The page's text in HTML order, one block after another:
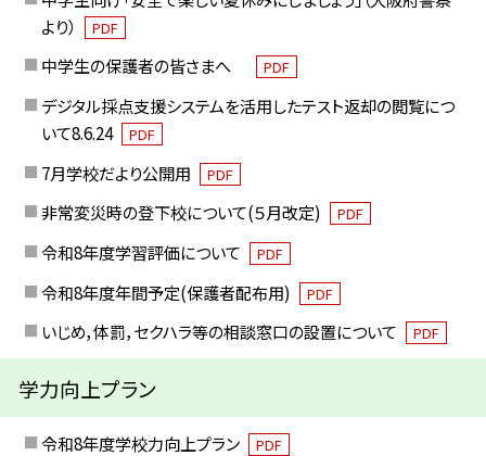
より）
PDF
中学生の保護者の皆さまへ PDF
デジタル採点支援システムを活用したテスト返却の閲覧につ
いて8.6.24
PDF
7月学校だより公開用 PDF
非常変災時の登下校について(５月改定) PDF
令和8年度学習評価について PDF
令和8年度年間予定(保護者配布用) PDF
いじめ，体罰，セクハラ等の相談窓口の設置について PDF
学力向上プラン
令和8年度学校力向上プラン PDF